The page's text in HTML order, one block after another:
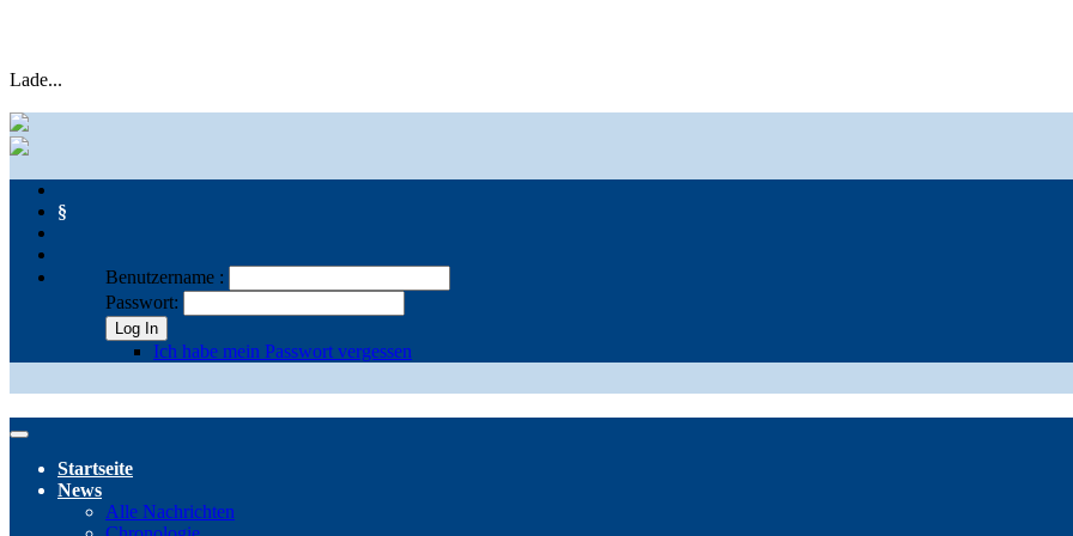
Lade...
§
Benutzername :
Passwort:
Log In
Ich habe mein Passwort vergessen
Startseite
News
Alle Nachrichten